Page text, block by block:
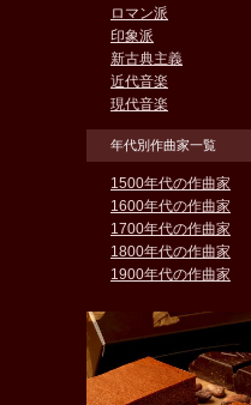
ロマン派
印象派
新古典主義
近代音楽
現代音楽
年代別作曲家一覧
1500年代の作曲家
1600年代の作曲家
1700年代の作曲家
1800年代の作曲家
1900年代の作曲家